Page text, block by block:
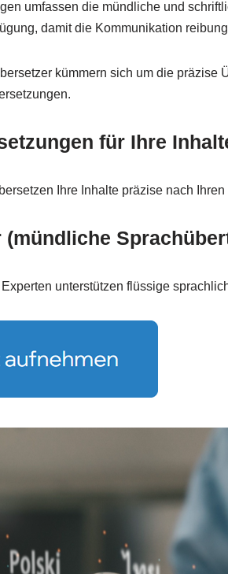
umfassen die mündliche und
damit die Kommunikation
kümmern sich um die präzise
für Ihre
Ihre Inhalte präzise nach Ihren
(mündliche
unterstützen flüssige